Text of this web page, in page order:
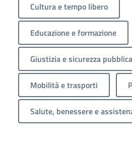
Cultura e tempo libero
Educazione e formazione
Giustizia e sicurezza pubblica
Mobilità e trasporti
Salute, benessere e